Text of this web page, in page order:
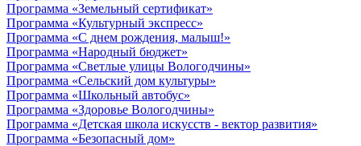
Программа «Земельный сертификат»
Программа «Культурный экспресс»
Программа «С днем рождения, малыш!»
Программа «Народный бюджет»
Программа «Светлые улицы Вологодчины»
Программа «Сельский дом культуры»
Программа «Школьный автобус»
Программа «Здоровье Вологодчины»
Программа «Детская школа искусств - вектор развития»
Программа «Безопасный дом»